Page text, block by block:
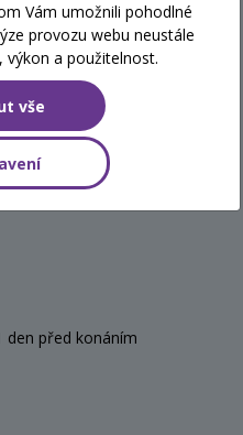
s
kooperativní
(webinář)
den před konáním
Vám umožnili pohodlné
provozu webu neustále
výkon a použitelnost.
vše